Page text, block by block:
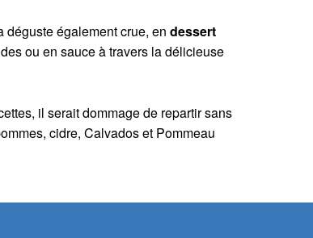
déguste également crue, en dessert
ou en sauce à travers la délicieuse
il serait dommage de repartir sans
cidre, Calvados et Pommeau